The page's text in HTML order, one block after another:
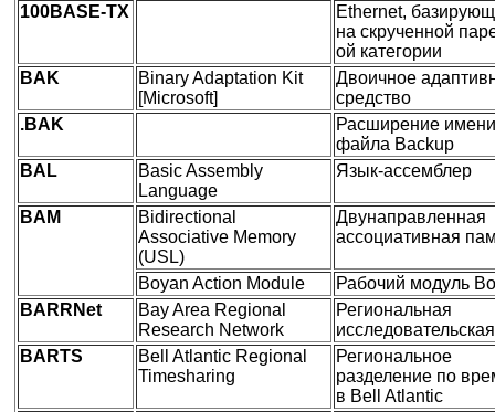
100BASE-TX
Ethernet,
на скрученной
ой категории
BAK
Binary Adaptation Kit
[Microsoft]
Двоичное
средство
.BAK
Расширение имени
файла Backup
BAL
Basic Assembly
Language
Язык-ассемблер
BAM
Bidirectional
Associative Memory
(USL)
Двунаправленная
ассоциативная
Boyan Action Module
Рабочий модуль
BARRNet
Bay Area Regional
Research Network
Региональная
BARTS
Bell Atlantic Regional
Timesharing
Региональное
разделение по
в Bell Atlantic